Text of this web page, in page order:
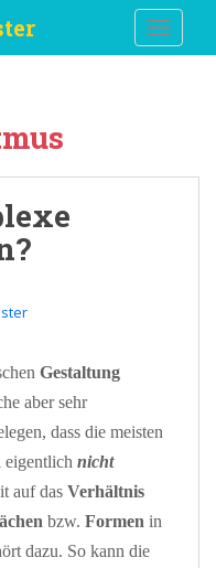
Gestaltung
aber sehr
dass die meisten
eigentlich nicht
auf das Verhältnis
bzw. Formen in
dazu. So kann die